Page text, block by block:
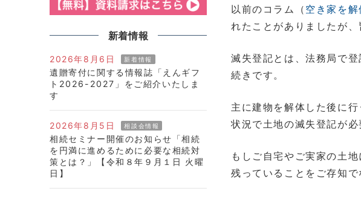
以前のコラム（ 空き家を解
れたことがありましたが
滅失登記とは、法務局で
続きです。
主に建物を解体した後に
状況で土地の滅失登記が必
もしご自宅やご実家の土
残っていることをご存知で
新着情報
2026年8月6日 新着情報
遺贈寄付に関する情報誌「えんギフ
ト2026-2027」をご紹介いたしま
す
2026年8月5日 相談会情報
相続セミナー開催のお知らせ「相続
を円満に進めるために必要な相続対
策とは？」【令和８年９月１日 火曜
日】